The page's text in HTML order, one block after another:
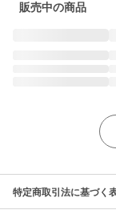
販売中の商品
特定商取引法に基づく